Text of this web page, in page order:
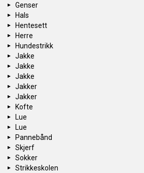
Genser
Hals
Hentesett
Herre
Hundestrikk
Jakke
Jakke
Jakke
Jakker
Jakker
Kofte
Lue
Lue
Pannebånd
Skjerf
Sokker
Strikkeskolen